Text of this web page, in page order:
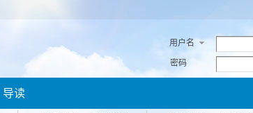
用户名
密码
导读